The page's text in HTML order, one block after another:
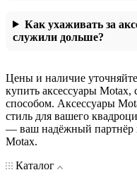
Как ухаживать за
служили дольше?
Цены и наличие
купить аксессуары
способом. Аксессуары
стиль для вашего
— ваш надёжный партнёр
Motax.
Каталог